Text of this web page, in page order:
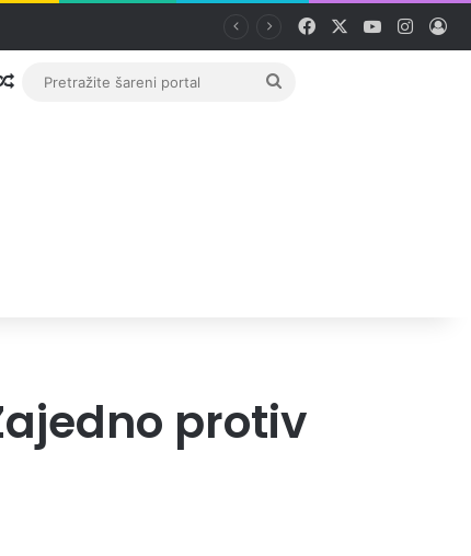
Facebook YouTube
Random članak
Pretražite
protiv